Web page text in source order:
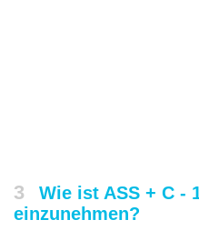
3
Wie ist ASS + C -
einzunehmen?